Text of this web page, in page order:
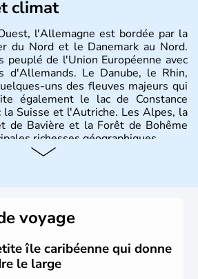
climat
l'Allemagne est bordée par la
du Nord et le Danemark au Nord.
peuplé de l'Union Européenne avec
d'Allemands. Le Danube, le Rhin,
uns des fleuves majeurs qui
également le lac de Constance
la Suisse et l'Autriche. Les Alpes, la
de Bavière et la Forêt de Bohême
richesses géographiques.
d'une grande autonomie. Le pays
noms qu'il a vu naître dans tous
à la politique en passant par la
Heidegger, Thomas Mann,
Hegel en font partie.
voyage
île caribéenne qui donne
le large